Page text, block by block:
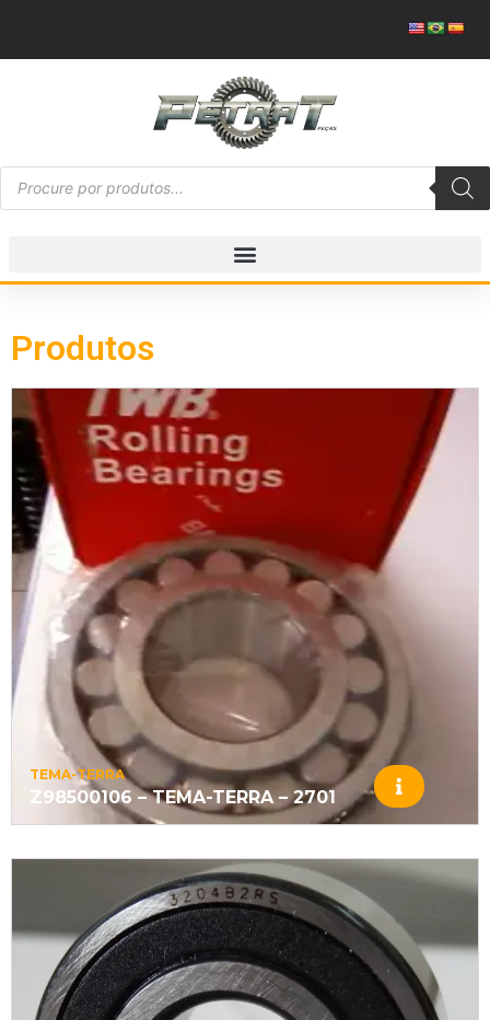
Produtos
TEMA-TERRA
Z98500106 – TEMA-TERRA – 2701